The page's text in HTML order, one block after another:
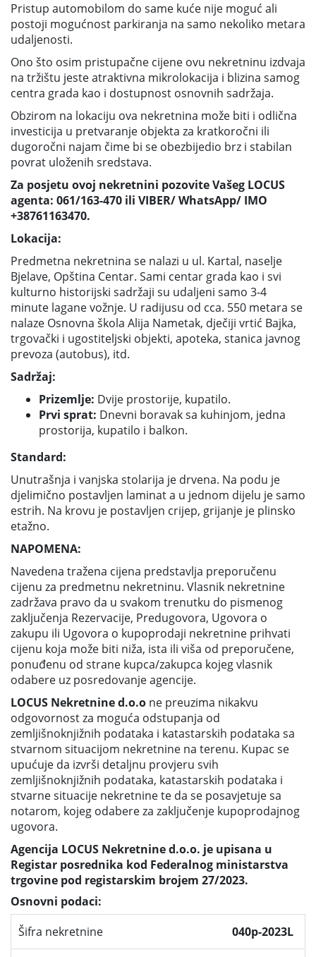
Pristup automobilom do same kuće nije moguć ali
postoji mogućnost parkiranja na samo nekoliko metara
udaljenosti.
Ono što osim pristupačne cijene ovu nekretninu izdvaja
na tržištu jeste atraktivna mikrolokacija i blizina samog
centra grada kao i dostupnost osnovnih sadržaja.
Obzirom na lokaciju ova nekretnina može biti i odlična
investicija u pretvaranje objekta za kratkoročni ili
dugoročni najam čime bi se obezbijedio brz i stabilan
povrat uloženih sredstava.
Za posjetu ovoj nekretnini pozovite Vašeg LOCUS
agenta: 061/163-470 ili VIBER/ WhatsApp/ IMO
+38761163470.
Lokacija:
Predmetna nekretnina se nalazi u ul. Kartal, naselje
Bjelave, Opština Centar. Sami centar grada kao i svi
kulturno historijski sadržaji su udaljeni samo 3-4
minute lagane vožnje. U radijusu od cca. 550 metara se
nalaze Osnovna škola Alija Nametak, dječiji vrtić Bajka,
trgovački i ugostiteljski objekti, apoteka, stanica javnog
prevoza (autobus), itd.
Sadržaj:
Prizemlje: Dvije prostorije, kupatilo.
Prvi sprat: Dnevni boravak sa kuhinjom, jedna
prostorija, kupatilo i balkon.
Standard:
Unutrašnja i vanjska stolarija je drvena. Na podu je
djelimično postavljen laminat a u jednom dijelu je samo
estrih. Na krovu je postavljen crijep, grijanje je plinsko
etažno.
NAPOMENA:
Navedena tražena cijena predstavlja preporučenu
cijenu za predmetnu nekretninu. Vlasnik nekretnine
zadržava pravo da u svakom trenutku do pismenog
zaključenja Rezervacije, Predugovora, Ugovora o
zakupu ili Ugovora o kupoprodaji nekretnine prihvati
cijenu koja može biti niža, ista ili viša od preporučene,
ponuđenu od strane kupca/zakupca kojeg vlasnik
odabere uz posredovanje agencije.
LOCUS Nekretnine d.o.o ne preuzima nikakvu
odgovornost za moguća odstupanja od
zemljišnoknjižnih podataka i katastarskih podataka sa
stvarnom situacijom nekretnine na terenu. Kupac se
upućuje da izvrši detaljnu provjeru svih
zemljišnoknjižnih podataka, katastarskih podataka i
stvarne situacije nekretnine te da se posavjetuje sa
notarom, kojeg odabere za zaključenje kupoprodajnog
ugovora.
Agencija LOCUS Nekretnine d.o.o. je upisana u
Registar posrednika kod Federalnog ministarstva
trgovine pod registarskim brojem 27/2023.
Osnovni podaci:
Šifra nekretnine
040p-2023L